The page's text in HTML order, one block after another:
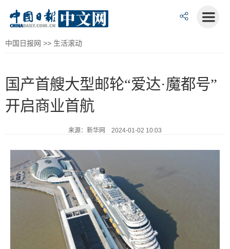
中国日报网 >> 生活滚动
国产首艘大型邮轮“爱达·魔都号”
开启商业首航
来源：新华网 2024-01-02 10:03